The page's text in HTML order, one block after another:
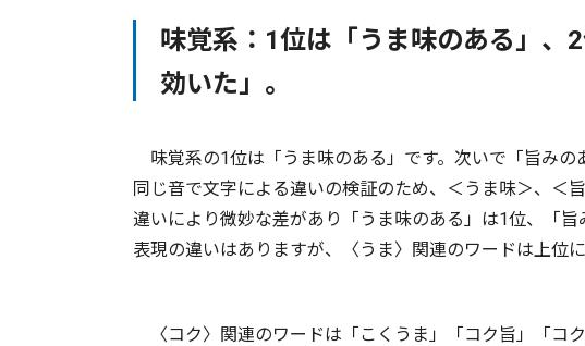
味覚系：1位は「うま味のある」、
効いた」。
味覚系の1位は「うま味のある」です。次いで「旨み
同じ音で文字による違いの検証のため、＜うま味＞、＜
違いにより微妙な差があり「うま味のある」は1位、「
表現の違いはありますが、〈うま〉関連のワードは上位に
〈コク〉関連のワードは「こくうま」「コク旨」「コ